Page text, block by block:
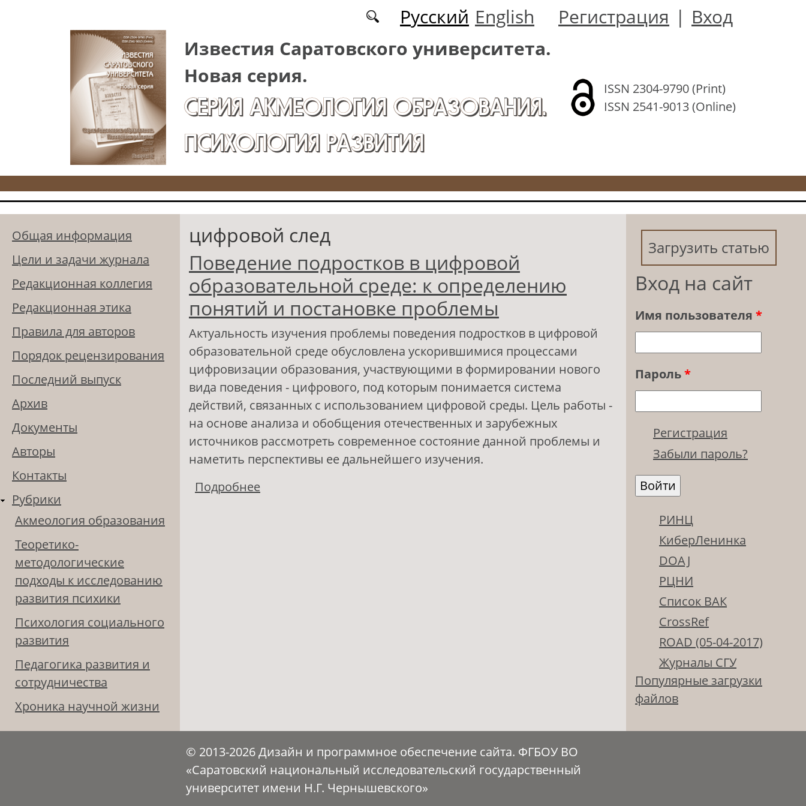
Русский English Регистрация | Вход
Известия Саратовского университета.
Новая серия.
СЕРИЯ АКМЕОЛОГИЯ ОБРАЗОВАНИЯ.
ПСИХОЛОГИЯ РАЗВИТИЯ
ISSN 2304-9790 (Print)
ISSN 2541-9013 (Online)
Общая информация
Цели и задачи журнала
Редакционная коллегия
Редакционная этика
Правила для авторов
Порядок рецензирования
Последний выпуск
Архив
Документы
Авторы
Контакты
Рубрики
Акмеология образования
Теоретико-
методологические
подходы к исследованию
развития психики
Психология социального
развития
Педагогика развития и
сотрудничества
Хроника научной жизни
цифровой след
Поведение подростков в цифровой
образовательной среде: к определению
понятий и постановке проблемы
Актуальность изучения проблемы поведения подростков в цифровой
образовательной среде обусловлена ускорившимися процессами
цифровизации образования, участвующими в формировании нового
вида поведения - цифрового, под которым понимается система
действий, связанных с использованием цифровой среды. Цель работы -
на основе анализа и обобщения отечественных и зарубежных
источников рассмотреть современное состояние данной проблемы и
наметить перспективы ее дальнейшего изучения.
Подробнее
Загрузить статью
Вход на сайт
Имя пользователя *
Пароль*
Регистрация
Забыли пароль?
РИНЦ
КиберЛенинка
DOAJ
РЦНИ
Список ВАК
CrossRef
ROAD (05-04-2017)
Журналы СГУ
Популярные загрузки
файлов
© 2013-2026 Дизайн и программное обеспечение сайта. ФГБОУ ВО
«Саратовский национальный исследовательский государственный
университет имени Н.Г. Чернышевского»